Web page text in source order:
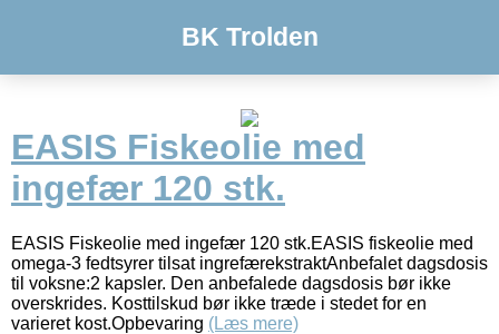
BK Trolden
EASIS Fiskeolie med
ingefær 120 stk.
EASIS Fiskeolie med ingefær 120 stk.EASIS fiskeolie med
omega-3 fedtsyrer tilsat ingrefærekstraktAnbefalet dagsdosis
til voksne:2 kapsler. Den anbefalede dagsdosis bør ikke
overskrides. Kosttilskud bør ikke træde i stedet for en
varieret kost.Opbevaring (Læs mere)